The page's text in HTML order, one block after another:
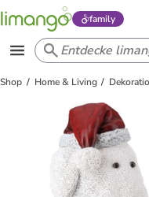
family
Shop Home & Living